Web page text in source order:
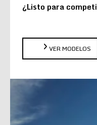
¿Listo para
VER MODELOS